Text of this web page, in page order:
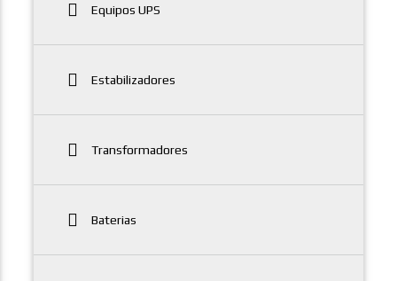
Equipos UPS
Estabilizadores
Transformadores
Baterias